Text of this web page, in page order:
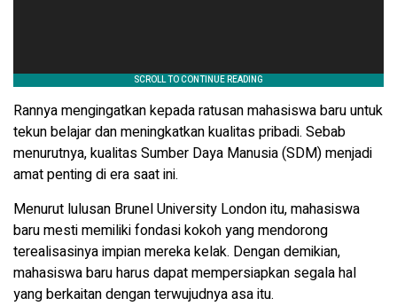
Rannya mengingatkan kepada ratusan mahasiswa baru untuk
tekun belajar dan meningkatkan kualitas pribadi. Sebab
menurutnya, kualitas Sumber Daya Manusia (SDM) menjadi
amat penting di era saat ini.
Menurut lulusan Brunel University London itu, mahasiswa
baru mesti memiliki fondasi kokoh yang mendorong
terealisasinya impian mereka kelak. Dengan demikian,
mahasiswa baru harus dapat mempersiapkan segala hal
yang berkaitan dengan terwujudnya asa itu.